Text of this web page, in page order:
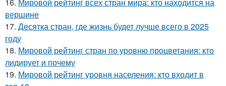
вершине
17. Десятка стран, где жизнь будет лучше всего в 2025
году
18. Мировой рейтинг стран по уровню процветания: кто
лидирует и почему
19. Мировой рейтинг уровня населения: кто входит в